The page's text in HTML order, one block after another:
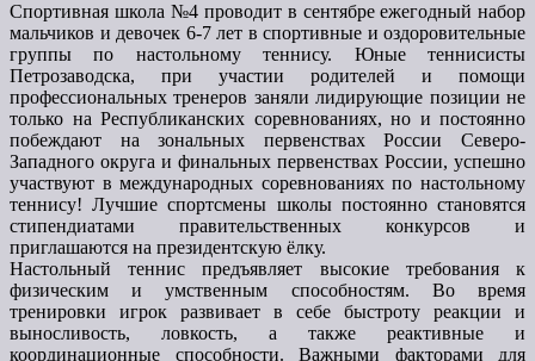
Спортивная школа №4 проводит в сентябре ежегодный набор
мальчиков и девочек 6-7 лет в спортивные и оздоровительные
группы по настольному теннису. Юные теннисисты
Петрозаводска, при участии родителей и помощи
профессиональных тренеров заняли лидирующие позиции не
только на Республиканских соревнованиях, но и постоянно
побеждают на зональных первенствах России Северо-
Западного округа и финальных первенствах России, успешно
участвуют в международных соревнованиях по настольному
теннису! Лучшие спортсмены школы постоянно становятся
стипендиатами правительственных конкурсов и
приглашаются на президентскую ёлку.
Настольный теннис предъявляет высокие требования к
физическим и умственным способностям. Во время
тренировки игрок развивает в себе быстроту реакции и
выносливость, ловкость, а также реактивные и
координационные способности. Важными факторами для